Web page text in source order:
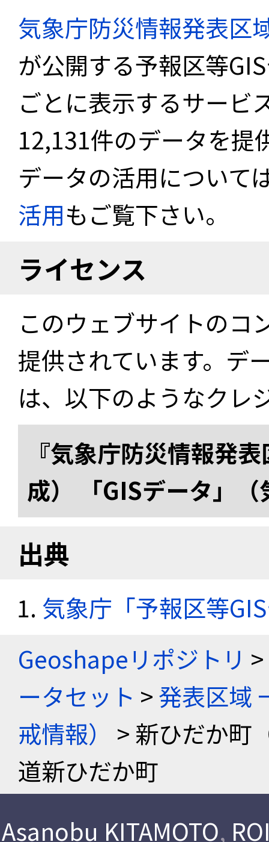
気象庁防災情報発表区
が公開する予報区等
ごとに表示するサービ
12,131件のデータを提
データの活用について
活用もご覧下さい。
ライセンス
このウェブサイトのコ
提供されています。デ
は、以下のようなクレ
『気象庁防災情報発
成） 「GISデータ」
出典
気象庁「予報区等
Geoshapeリポジトリ >
ータセット >発表区域
戒情報）
> 新ひだか町
道新ひだか町
Asanobu KITAMOTO,